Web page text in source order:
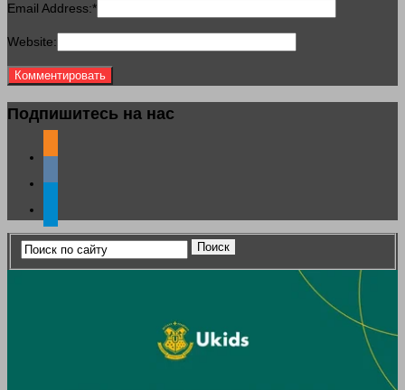
Email Address:*
Website:
Подпишитесь на нас